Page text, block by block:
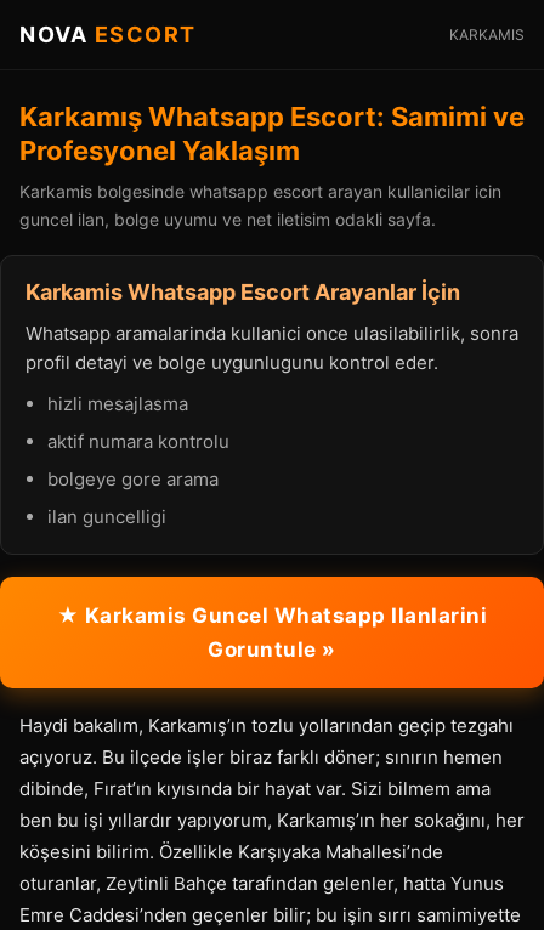
NOVA ESCORT KARKAMIS
Karkamış Whatsapp Escort: Samimi ve
Profesyonel Yaklaşım
Karkamis bolgesinde whatsapp escort arayan kullanicilar icin
guncel ilan, bolge uyumu ve net iletisim odakli sayfa.
Karkamis Whatsapp Escort Arayanlar İçin
Whatsapp aramalarinda kullanici once ulasilabilirlik, sonra
profil detayi ve bolge uygunlugunu kontrol eder.
hizli mesajlasma
aktif numara kontrolu
bolgeye gore arama
ilan guncelligi
★ Karkamis Guncel Whatsapp Ilanlarini
Goruntule »
Haydi bakalım, Karkamış’ın tozlu yollarından geçip tezgahı
açıyoruz. Bu ilçede işler biraz farklı döner; sınırın hemen
dibinde, Fırat’ın kıyısında bir hayat var. Sizi bilmem ama
ben bu işi yıllardır yapıyorum, Karkamış’ın her sokağını, her
köşesini bilirim. Özellikle Karşıyaka Mahallesi’nde
oturanlar, Zeytinli Bahçe tarafından gelenler, hatta Yunus
Emre Caddesi’nden geçenler bilir; bu işin sırrı samimiyette